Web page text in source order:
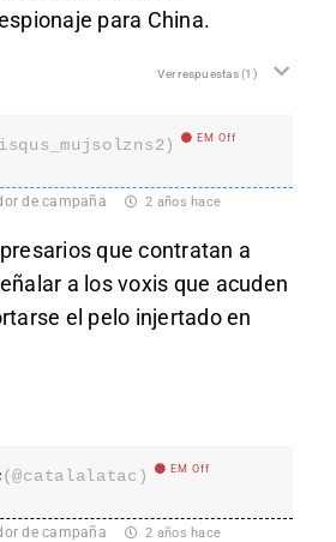
para China.
Ver respuestas(1)
EM Off
de campaña 2 años hace
que contratan a
a los voxis que acuden
el pelo injertado en
(@catalalatac) EM Off
de campaña 2 años hace